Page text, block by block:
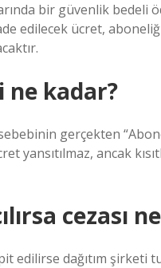
bir güvenlik bedeli
edilecek ücret,
kadar?
gerçekten
yansıtılmaz, ancak
cezası
edilirse dağıtım şirketi